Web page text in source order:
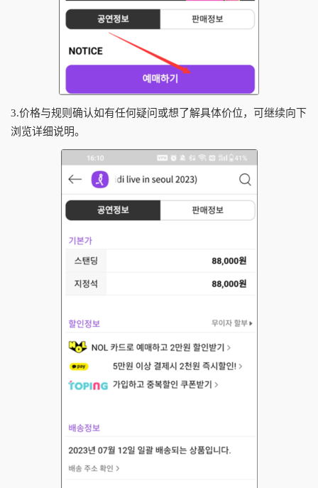
3.价格与规则确认如有任何疑问或想了解具体价位，可继续向下
浏览详细说明。